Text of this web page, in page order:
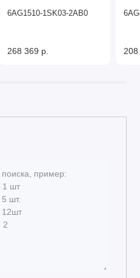
6AG1510-1SK03-2AB0
268 369 р.